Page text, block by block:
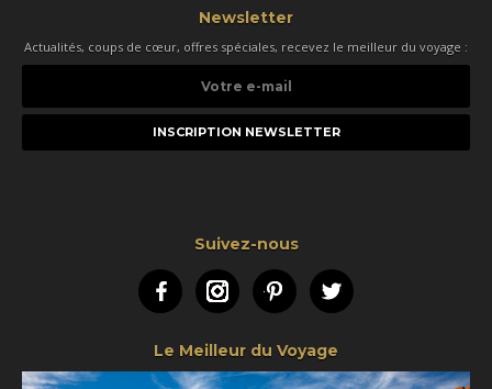
Newsletter
Actualités, coups de cœur, offres spéciales, recevez le meilleur du voyage :
e-
Suivez-nous
FacebookInstagramPinterestTwitter
Le Meilleur du Voyage